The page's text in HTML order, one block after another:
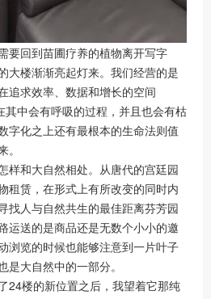
要回到苗圃疗养的植物离开写字
大楼渐渐亮起灯来。我们经营的是
追求效率、数据和增长的空间
其中会有呼吸的过程，并且也会有枯
化之上还有最根本的生命法则值
样和大自然相处。从唐代的宫廷园
租赁，在形式上有所改变的同时内
找人与自然共生的最佳距离芬芳园
运送的是商品还是无数个小小的邀
览的时候也能够注意到一片叶子
是大自然中的一部分。
24楼的新位置之后，我望着它那纯